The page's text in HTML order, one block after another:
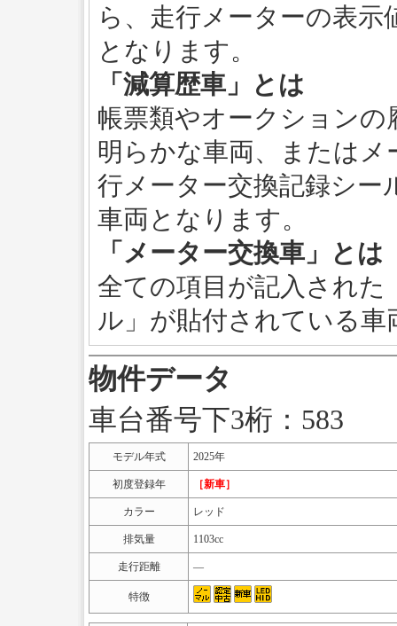
ら、走行メーターの表
となります。
「減算歴車」とは
帳票類やオークションの
明らかな車両、または
行メーター交換記録シー
車両となります。
「メーター交換車」とは
全ての項目が記入された
ル」が貼付されている
物件データ
車台番号下3桁：583
モデル年式 2025年
初度登録年 ［新車］
カラー レッド
排気量 1103cc
走行距離 ―
特徴